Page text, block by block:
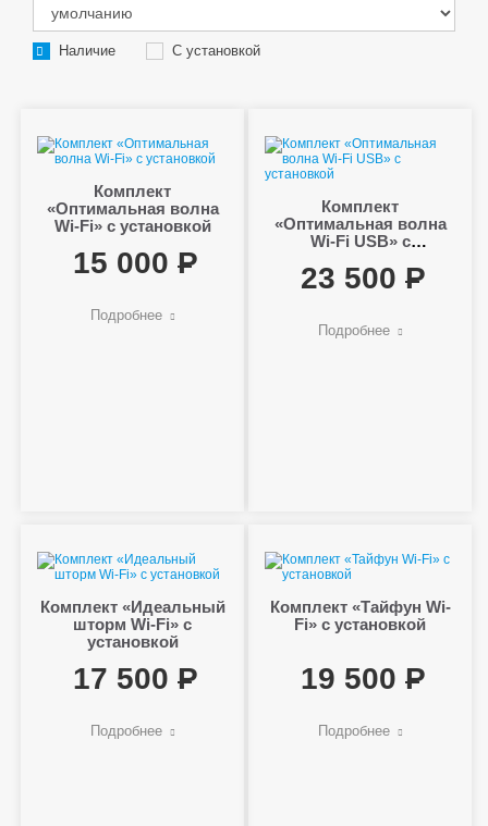
Наличие С установкой
Комплект
«Оптимальная волна
Wi-Fi» с установкой
15 000
Подробнее
Комплект
«Оптимальная волна
Wi-Fi USB» с
23 500
Подробнее
Комплект «Идеальный
шторм Wi-Fi» с
установкой
17 500
Подробнее
Комплект «Тайфун Wi-
Fi» с установкой
19 500
Подробнее